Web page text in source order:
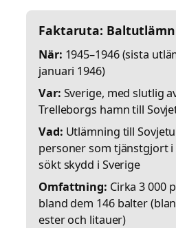
Faktaruta:
När: 1945–1946 (sista
januari 1946)
Var: Sverige, med slutlig
Trelleborgs hamn till
Vad: Utlämning till
personer som tjänstgjort
sökt skydd i Sverige
Omfattning: Cirka 3 000
bland dem 146 balter
ester och litauer)